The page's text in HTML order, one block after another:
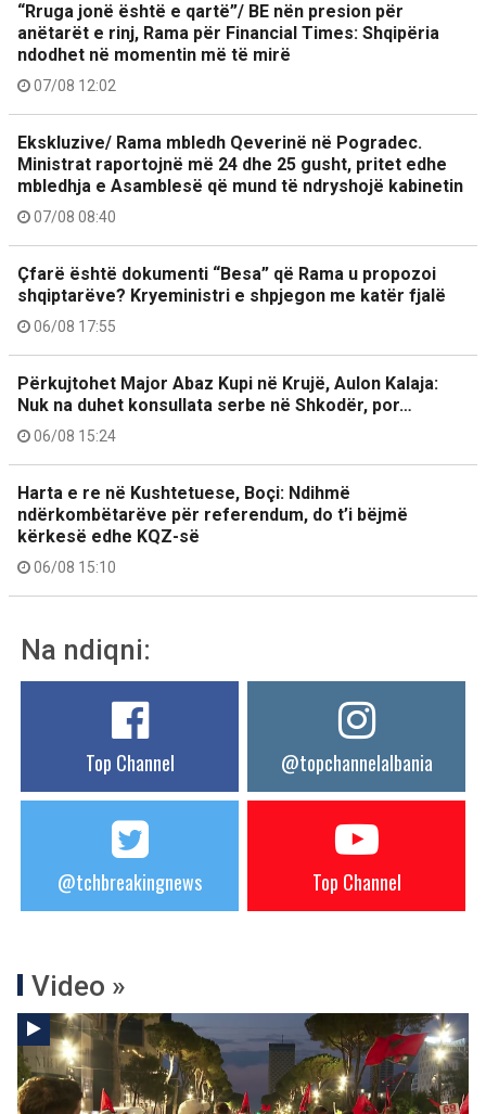
“Rruga jonë është e qartë”/ BE nën presion për
anëtarët e rinj, Rama për Financial Times: Shqipëria
ndodhet në momentin më të mirë
07/08 12:02
Ekskluzive/ Rama mbledh Qeverinë në Pogradec.
Ministrat raportojnë më 24 dhe 25 gusht, pritet edhe
mbledhja e Asamblesë që mund të ndryshojë kabinetin
07/08 08:40
Çfarë është dokumenti “Besa” që Rama u propozoi
shqiptarëve? Kryeministri e shpjegon me katër fjalë
06/08 17:55
Përkujtohet Major Abaz Kupi në Krujë, Aulon Kalaja:
Nuk na duhet konsullata serbe në Shkodër, por…
06/08 15:24
Harta e re në Kushtetuese, Boçi: Ndihmë
ndërkombëtarëve për referendum, do t’i bëjmë
kërkesë edhe KQZ-së
06/08 15:10
Na ndiqni:
Top Channel @topchannelalbania
@tchbreakingnews Top Channel
Video »